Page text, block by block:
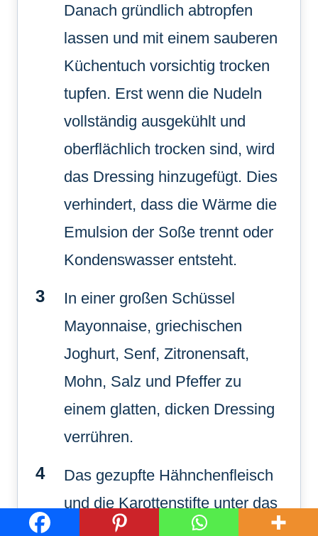
Danach gründlich abtropfen
lassen und mit einem sauberen
Küchentuch vorsichtig trocken
tupfen. Erst wenn die Nudeln
vollständig ausgekühlt und
oberflächlich trocken sind, wird
das Dressing hinzugefügt. Dies
verhindert, dass die Wärme die
Emulsion der Soße trennt oder
Kondenswasser entsteht.
In einer großen Schüssel
Mayonnaise, griechischen
Joghurt, Senf, Zitronensaft,
Mohn, Salz und Pfeffer zu
einem glatten, dicken Dressing
verrühren.
Das gezupfte Hähnchenfleisch
und die Karottenstifte unter das
Dressing heben, sodass alle